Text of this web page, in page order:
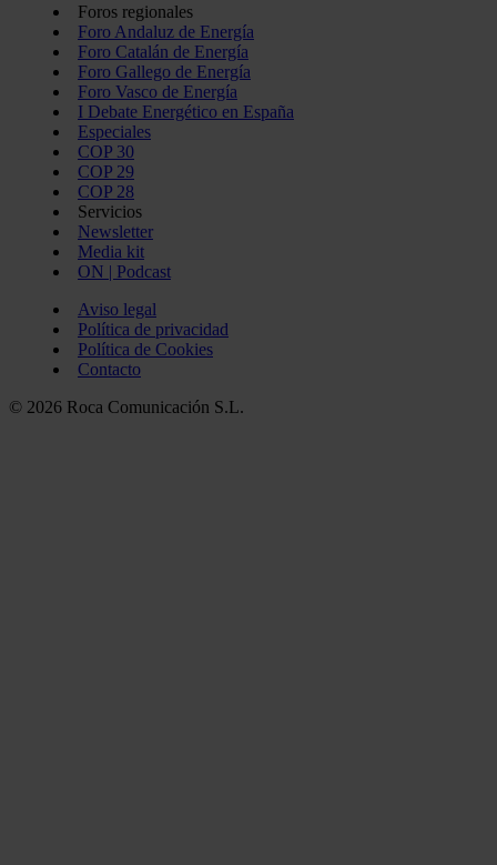
Foros regionales
Foro Andaluz de Energía
Foro Catalán de Energía
Foro Gallego de Energía
Foro Vasco de Energía
I Debate Energético en España
Especiales
COP 30
COP 29
COP 28
Servicios
Newsletter
Media kit
ON | Podcast
Aviso legal
Política de privacidad
Política de Cookies
Contacto
© 2026 Roca Comunicación S.L.